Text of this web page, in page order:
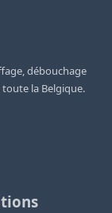
débouchage
la Belgique.